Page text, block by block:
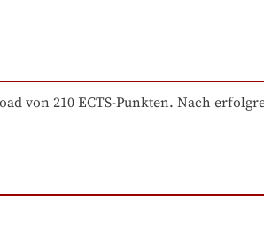
von 210 ECTS-Punkten. Nach